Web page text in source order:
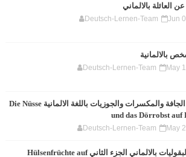
العائلة بالالماني
Deutsch-Lernen-Team Jun
بالالمانية
Deutsch-Lernen-Team May
الفواكه الجافة والمكسرات والجوزيات باللغة الالمانية Die Nüsse
und das Dörrobst auf
Deutsch-Lernen-Team May
اسماء البقوليات بالالماني الجزء الثاني Hülsenfrüchte auf